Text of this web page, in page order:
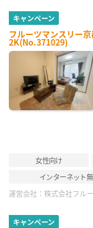
キャンペーン
フルーツマンスリー
2K(No.371029)
女性向け
インターネット
運営会社： 株式会社フル
キャンペーン